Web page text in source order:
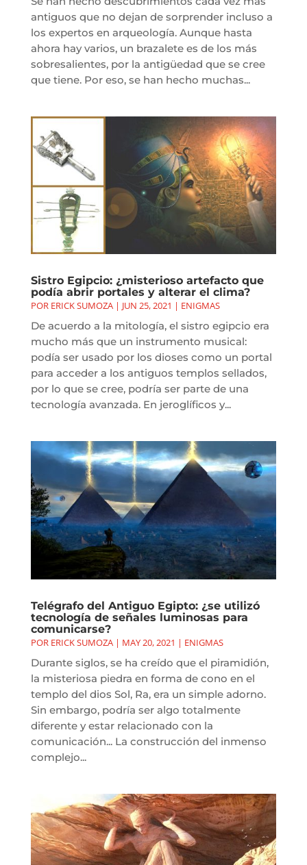
antiguos que no dejan de sorprender incluso a
los expertos en arqueología. Aunque hasta
ahora hay varios, un brazalete es de los más
sobresalientes, por la antigüedad que se cree
que tiene. Por eso, se han hecho muchas...
Sistro Egipcio: ¿misterioso artefacto que
podía abrir portales y alterar el clima?
POR ERICK SUMOZA| JUN 25, 2021 | ENIGMAS
De acuerdo a la mitología, el sistro egipcio era
mucho más que un instrumento musical:
podía ser usado por los dioses como un portal
para acceder a los antiguos templos sellados,
por lo que se cree, podría ser parte de una
tecnología avanzada. En jeroglíficos y...
Telégrafo del Antiguo Egipto: ¿se utilizó
tecnología de señales luminosas para
comunicarse?
POR ERICK SUMOZA| MAY 20, 2021 | ENIGMAS
Durante siglos, se ha creído que el piramidión,
la misteriosa piedra en forma de cono en el
templo del dios Sol, Ra, era un simple adorno.
Sin embargo, podría ser algo totalmente
diferente y estar relacionado con la
comunicación... La construcción del inmenso
complejo...